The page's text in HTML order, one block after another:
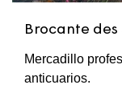
Brocante des
Mercadillo
anticuarios.